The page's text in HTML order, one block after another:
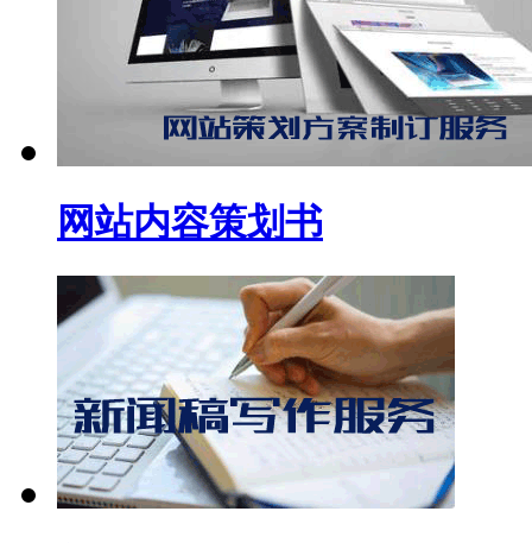
网站内容策划书